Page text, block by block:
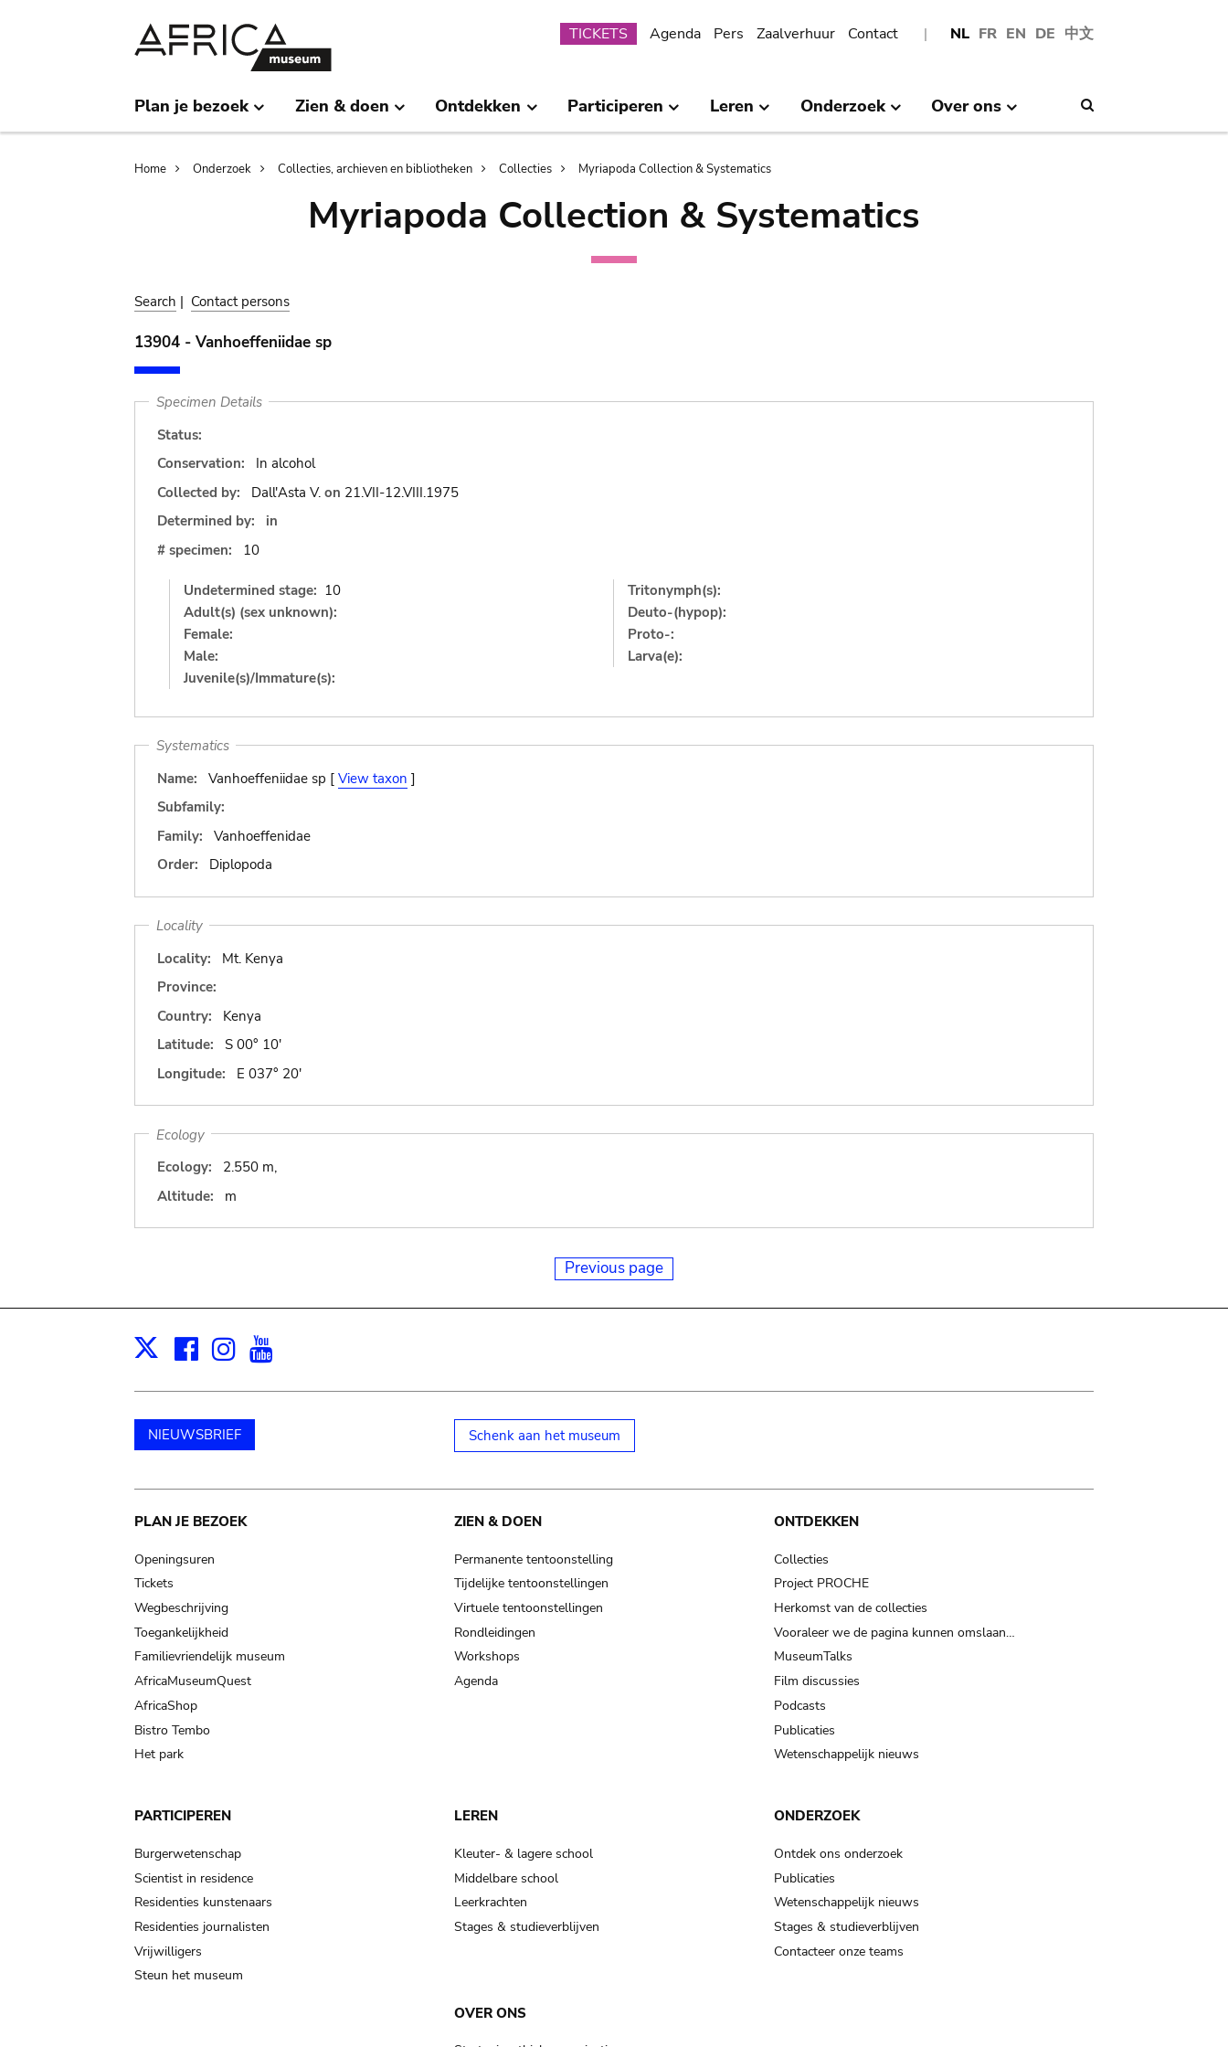
NL FR EN DE 中文
Submenu
TICKETS Agenda Pers Zaalverhuur Contact
Plan je bezoek Zien & doen Ontdekken Participeren Leren Onderzoek Over ons
Breadcrumb
Home Onderzoek Collecties, archieven en bibliotheken Collecties Myriapoda Collection & Systematics
Myriapoda Collection & Systematics
Search | Contact persons
13904 - Vanhoeffeniidae sp
Specimen Details
Status:
Conservation:
In alcohol
Collected by:
Dall'Asta V. on 21.VII-12.VIII.1975
Determined by:
in
# specimen:
10
Undetermined stage: 10
Adult(s) (sex unknown):
Female:
Male:
Juvenile(s)/Immature(s):
Tritonymph(s):
Deuto-(hypop):
Proto-:
Larva(e):
Systematics
Name:
Vanhoeffeniidae sp [ View taxon ]
Subfamily:
Family:
Vanhoeffenidae
Order:
Diplopoda
Locality
Locality:
Mt. Kenya
Province:
Country:
Kenya
Latitude:
S 00° 10'
Longitude:
E 037° 20'
Ecology
Ecology:
2.550 m,
Altitude:
m
Previous page
X Facebook
Instagram
NIEUWSBRIEF Schenk aan het museum
Main
navigation
PLAN JE BEZOEK
Openingsuren
Tickets
Wegbeschrijving
Toegankelijkheid
Familievriendelijk museum
AfricaMuseumQuest
AfricaShop
Bistro Tembo
Het park
ZIEN & DOEN
Permanente tentoonstelling
Tijdelijke tentoonstellingen
Virtuele tentoonstellingen
Rondleidingen
Workshops
Agenda
ONTDEKKEN
Collecties
Project PROCHE
Herkomst van de collecties
Vooraleer we de pagina kunnen omslaan…
MuseumTalks
Film discussies
Podcasts
Publicaties
Wetenschappelijk nieuws
PARTICIPEREN
Burgerwetenschap
Scientist in residence
Residenties kunstenaars
Residenties journalisten
Vrijwilligers
Steun het museum
LEREN
Kleuter- & lagere school
Middelbare school
Leerkrachten
Stages & studieverblijven
ONDERZOEK
Ontdek ons onderzoek
Publicaties
Wetenschappelijk nieuws
Stages & studieverblijven
Contacteer onze teams
OVER ONS